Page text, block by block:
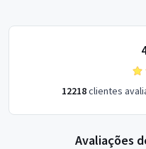
12218clientes
Avaliações